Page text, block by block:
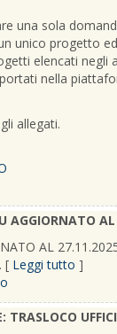
una sola
unico progetto ed
elencati negli
nella
allegati.
AGGIORNATO
AL
[ Leggi tutto ]
TRASLOCO